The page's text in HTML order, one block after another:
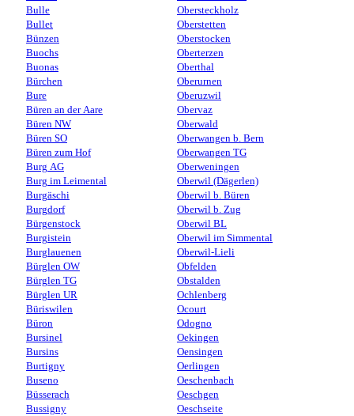
Bulle
Bullet
Bünzen
Buochs
Buonas
Bürchen
Bure
Büren an der Aare
Büren NW
Büren SO
Büren zum Hof
Burg AG
Burg im Leimental
Burgäschi
Burgdorf
Bürgenstock
Burgistein
Burglauenen
Bürglen OW
Bürglen TG
Bürglen UR
Büriswilen
Büron
Bursinel
Bursins
Burtigny
Buseno
Büsserach
Bussigny
Obersteckholz
Oberstetten
Oberstocken
Oberterzen
Oberthal
Oberurnen
Oberuzwil
Obervaz
Oberwald
Oberwangen b. Bern
Oberwangen TG
Oberweningen
Oberwil (Dägerlen)
Oberwil b. Büren
Oberwil b. Zug
Oberwil BL
Oberwil im Simmental
Oberwil-Lieli
Obfelden
Obstalden
Ochlenberg
Ocourt
Odogno
Oekingen
Oensingen
Oerlingen
Oeschenbach
Oeschgen
Oeschseite